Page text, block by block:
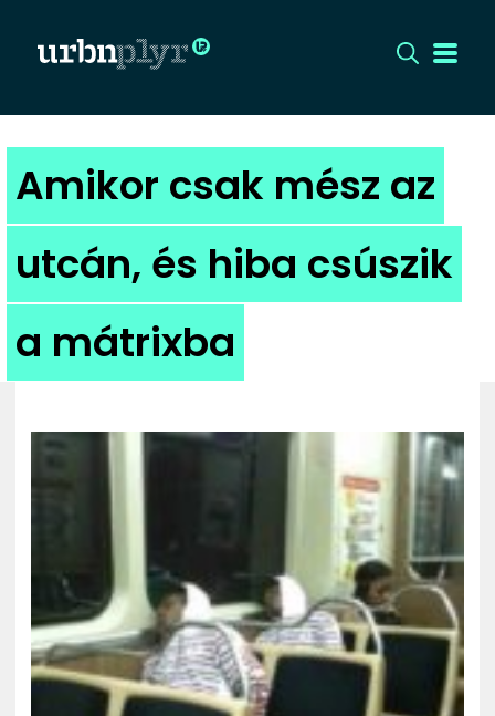
CÍMLAP
DIZÁJN
DIVAT
HIP
UTCA
ZENE
MÉDIAAJÁNLAT
IMPRESSZUM
PR-ARCHÍVUM
ADATKEZELÉSI TÁJÉKOZTATÓ
Amikor csak mész az
utcán, és hiba csúszik
a mátrixba